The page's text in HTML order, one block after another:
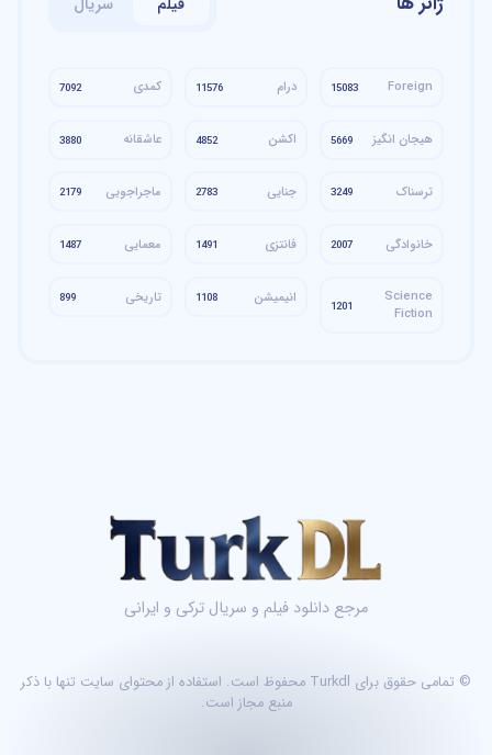
Foreign
15083 درام 11576 کمدی 7092
هیجان انگیز 5669 اکشن 4852 عاشقانه 3880
ترسناک 3249 جنایی 2783 ماجراجویی 2179
خانوادگی 2007 فانتزی 1491 معمایی 1487
Science
Fiction
1201 انیمیشن 1108 تاریخی 899
مرجع دانلود فیلم و سریال ترکی و ایرانی
© تمامی حقوق برای Turkdl محفوظ است. استفاده از محتوای سایت تنها با ذکر
منبع مجاز است.